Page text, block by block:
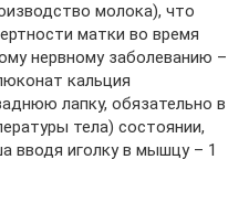
молока), что
матки во время
нервному заболеванию –
кальция
лапку, обязательно в
тела) состоянии,
вводя иголку в мышцу – 1